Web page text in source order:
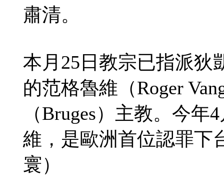
肅清。
本月25日教宗已指派狄
的范格魯維（Roger
（Bruges）主教。今
維，是歐洲首位認罪下
寰）